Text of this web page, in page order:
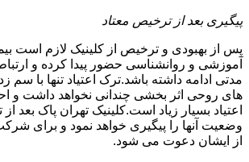
پیگیری بعد از ترخیص معتاد
پس از بهبودی و ترخیص از کلینیک لازم است
آموزشی و روانشناسی حضور پیدا کرده و ارتباط
مدتی ادامه داشته باشد.ترک اعتیاد تنها با سم
های روحی اثر بخشی چندانی نخواهد داشت و
اعتیاد بسیار زیاد است.کلینیک تهران پاک بعد
وضعیت آنها را پیگیری خواهد نمود و برای
از ایشان دعوت می شود.